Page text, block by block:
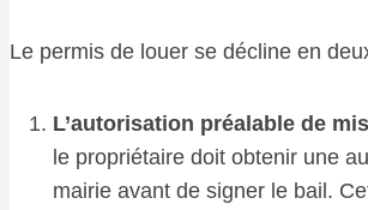
Le permis de louer se décline en
L’autorisation préalable de
le propriétaire doit obtenir une
mairie avant de signer le bail.